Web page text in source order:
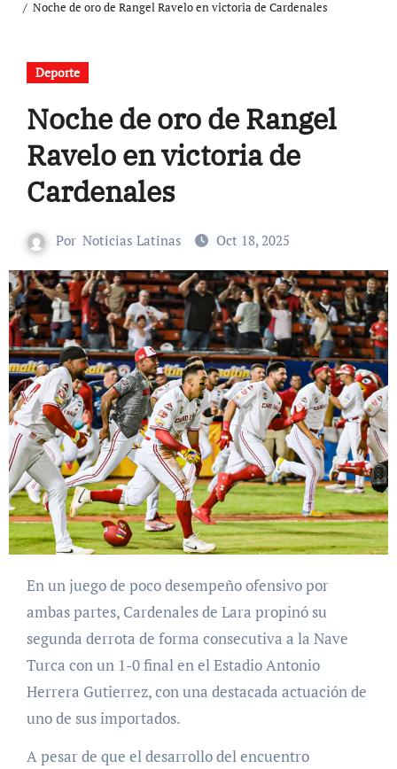
Noche de oro de Rangel Ravelo en victoria de Cardenales
Deporte
Noche de oro de Rangel
Ravelo en victoria de
Cardenales
Por Noticias Latinas Oct 18, 2025
En un juego de poco desempeño ofensivo por
ambas partes, Cardenales de Lara propinó su
segunda derrota de forma consecutiva a la Nave
Turca con un 1-0 final en el Estadio Antonio
Herrera Gutierrez, con una destacada actuación de
uno de sus importados.
A pesar de que el desarrollo del encuentro